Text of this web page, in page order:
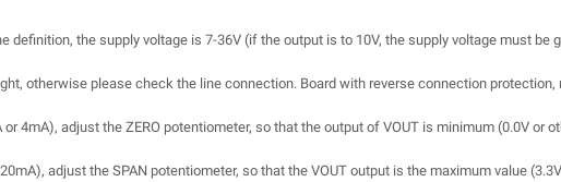
definition, the supply voltage is 7-36V (if the output is to 10V, the supply voltage must be
otherwise please check the line connection. Board with reverse connection protection,
4mA), adjust the ZERO potentiometer, so that the output of VOUT is minimum (0.0V or
adjust the SPAN potentiometer, so that the VOUT output is the maximum value